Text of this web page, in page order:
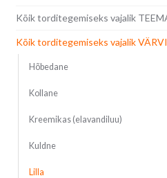
Kõik torditegemiseks vajalik
Kõik torditegemiseks vajalik
Hõbedane
Kollane
Kreemikas (elavandiluu)
Kuldne
Lilla